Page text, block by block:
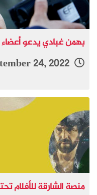
بهمن غبادي يدعو أعضاء
منصة الشارقة للأفلام